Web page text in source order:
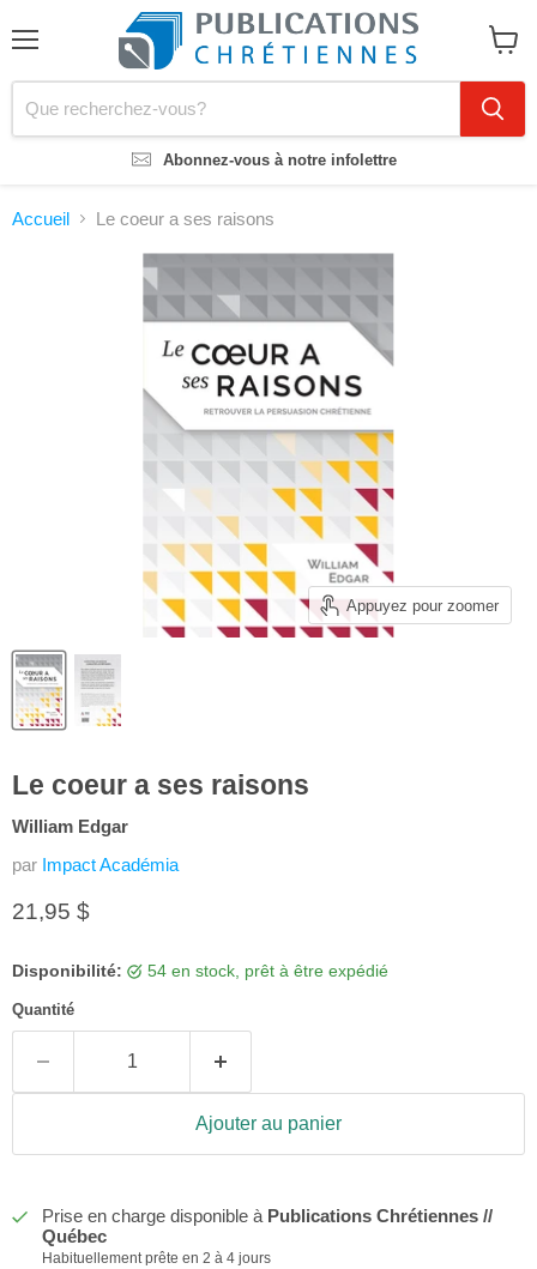
Abonnez-vous à notre infolettre
le
panier
Accueil Le coeur a ses raisons
Appuyez pour zoomer
Le coeur a ses raisons
William Edgar
par Impact Académia
Prix actuel
21,95 $
Disponibilité: 54 en stock, prêt à être expédié
Quantité
Ajouter au panier
Prise en charge disponible à Publications Chrétiennes //
Québec
Habituellement prête en 2 à 4 jours